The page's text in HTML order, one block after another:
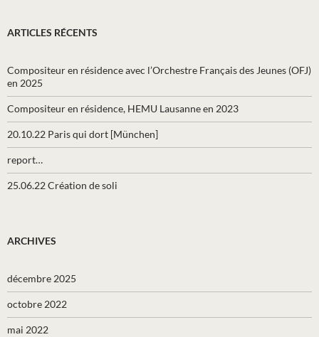
ARTICLES RÉCENTS
Compositeur en résidence avec l’Orchestre Français des Jeunes (OFJ)
en 2025
Compositeur en résidence, HEMU Lausanne en 2023
20.10.22 Paris qui dort [München]
report…
25.06.22 Création de soli
ARCHIVES
décembre 2025
octobre 2022
mai 2022